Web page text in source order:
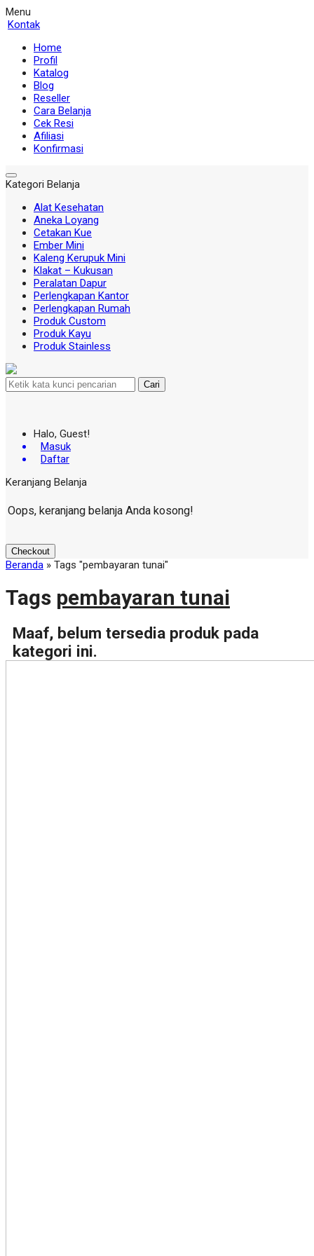
Menu
Kontak
Home
Profil
Katalog
Blog
Reseller
Cara Belanja
Cek Resi
Afiliasi
Konfirmasi
Kategori Belanja
Alat Kesehatan
Aneka Loyang
Cetakan Kue
Ember Mini
Kaleng Kerupuk Mini
Klakat – Kukusan
Peralatan Dapur
Perlengkapan Kantor
Perlengkapan Rumah
Produk Custom
Produk Kayu
Produk Stainless
Cari
Halo, Guest!
Masuk
Daftar
Keranjang Belanja
Oops, keranjang belanja Anda kosong!
Checkout
Beranda » Tags "pembayaran tunai"
Tags pembayaran tunai
Maaf, belum tersedia produk pada
kategori ini.